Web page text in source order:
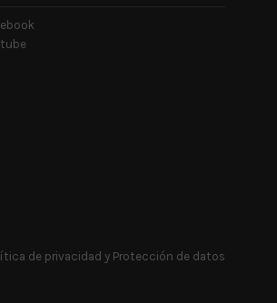
de privacidad y Protección de datos